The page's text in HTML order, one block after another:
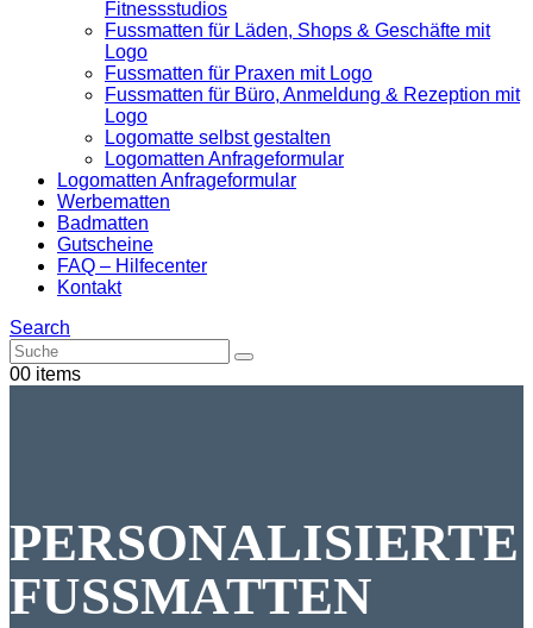
Fitnessstudios
Fussmatten für Läden, Shops & Geschäfte mit
Logo
Fussmatten für Praxen mit Logo
Fussmatten für Büro, Anmeldung & Rezeption mit
Logo
Logomatte selbst gestalten
Logomatten Anfrageformular
Logomatten Anfrageformular
Werbematten
Badmatten
Gutscheine
FAQ – Hilfecenter
Kontakt
Search
00 items
PERSONALISIERTE
FUSSMATTEN